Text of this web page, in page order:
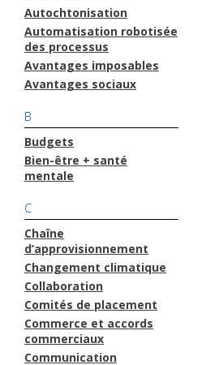
Autochtonisation
Automatisation robotisée
des processus
Avantages imposables
Avantages sociaux
B
Budgets
Bien-être + santé
mentale
C
Chaîne
d’approvisionnement
Changement climatique
Collaboration
Comités de placement
Commerce et accords
commerciaux
Communication